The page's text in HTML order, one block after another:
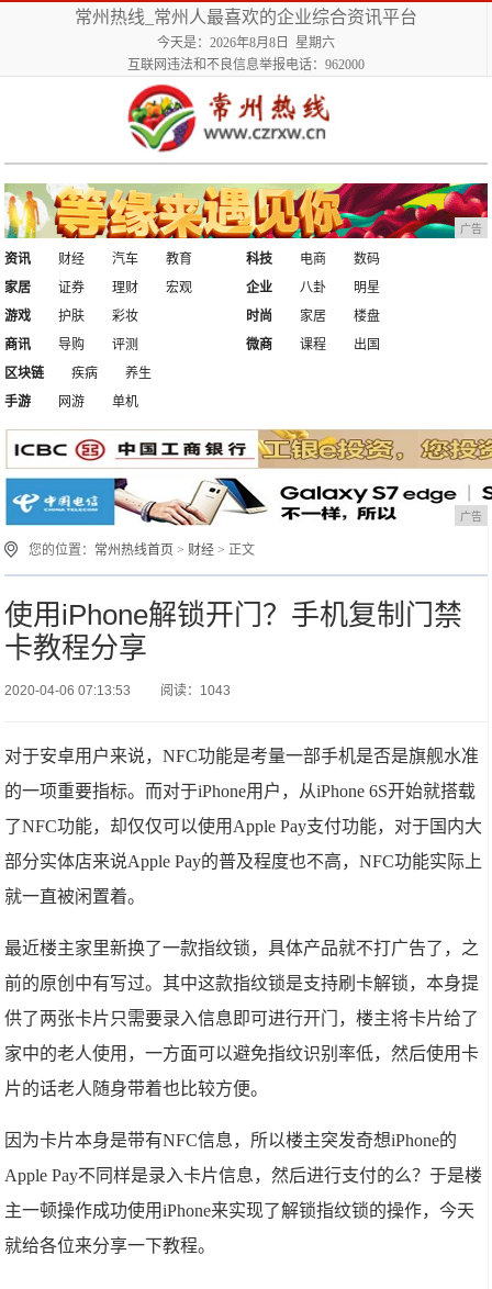
常州热线_常州人最喜欢的企业综合资讯平台
今天是：2026年8月8日 星期六
互联网违法和不良信息举报电话：962000
广告
资讯 财经 汽车
教育
家居
证券 理财 宏观
科技 电商
数码
企业
八卦
明星
游戏
护肤
彩妆
商讯
导购 评测
时尚 家居
楼盘
微商
课程
出国
区块链
疾病
养生
手游
网游 单机
广告
您的位置： 常州热线首页 > 财经 > 正文
使用iPhone解锁开门？手机复制门禁
卡教程分享
2020-04-06 07:13:53 阅读：1043
对于安卓用户来说，NFC功能是考量一部手机是否是旗舰水准
的一项重要指标。而对于iPhone用户，从iPhone 6S开始就搭载
了NFC功能，却仅仅可以使用Apple Pay支付功能，对于国内大
部分实体店来说Apple Pay的普及程度也不高，NFC功能实际上
就一直被闲置着。
最近楼主家里新换了一款指纹锁，具体产品就不打广告了，之
前的原创中有写过。其中这款指纹锁是支持刷卡解锁，本身提
供了两张卡片只需要录入信息即可进行开门，楼主将卡片给了
家中的老人使用，一方面可以避免指纹识别率低，然后使用卡
片的话老人随身带着也比较方便。
因为卡片本身是带有NFC信息，所以楼主突发奇想iPhone的
Apple Pay不同样是录入卡片信息，然后进行支付的么？于是楼
主一顿操作成功使用iPhone来实现了解锁指纹锁的操作，今天
就给各位来分享一下教程。